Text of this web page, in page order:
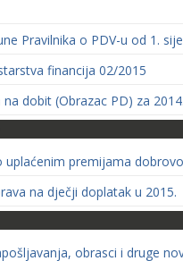
Pravilnika o PDV-u od 1.
financija 02/2015
dobit (Obrazac PD) za 2014.
uplaćenim premijama
na dječji doplatak u 2015.
obrasci i druge